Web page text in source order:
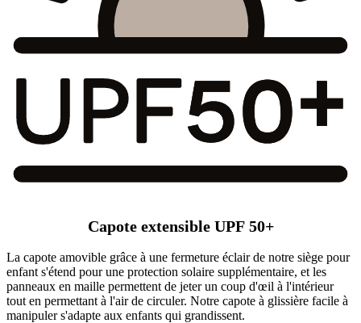
Capote extensible UPF 50+
La capote amovible grâce à une fermeture éclair de notre siège pour
enfant s'étend pour une protection solaire supplémentaire, et les
panneaux en maille permettent de jeter un coup d'œil à l'intérieur
tout en permettant à l'air de circuler. Notre capote à glissière facile à
manipuler s'adapte aux enfants qui grandissent.